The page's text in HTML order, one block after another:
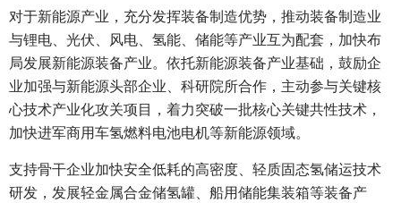
对于新能源产业，充分发挥装备制造优势，推动装备制造业
与锂电、光伏、风电、氢能、储能等产业互为配套，加快布
局发展新能源装备产业。依托新能源装备产业基础，鼓励企
业加强与新能源头部企业、科研院所合作，主动参与关键核
心技术产业化攻关项目，着力突破一批核心关键共性技术，
加快进军商用车氢燃料电池电机等新能源领域。
支持骨干企业加快安全低耗的高密度、轻质固态氢储运技术
研发，发展轻金属合金储氢罐、船用储能集装箱等装备产